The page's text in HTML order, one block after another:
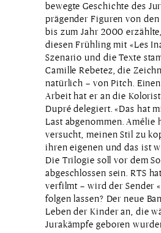
bewegte Geschichte des
prägender Figuren von den
bis zum Jahr 2000
diesen Frühling mit «Les
Szenario und die Texte
Camille Rebetez, die
natürlich – von Pitch.
Arbeit hat er an die
Dupré delegiert. «Das hat
Last abgenommen. Amélie
versucht, meinen Stil zu
ihren eigenen und das ist
Die Trilogie soll vor dem
abgeschlossen sein. RTS
verfilmt – wird der Sender
folgen lassen? Der neue
Leben der Kinder an, die
Jurakämpfe geboren